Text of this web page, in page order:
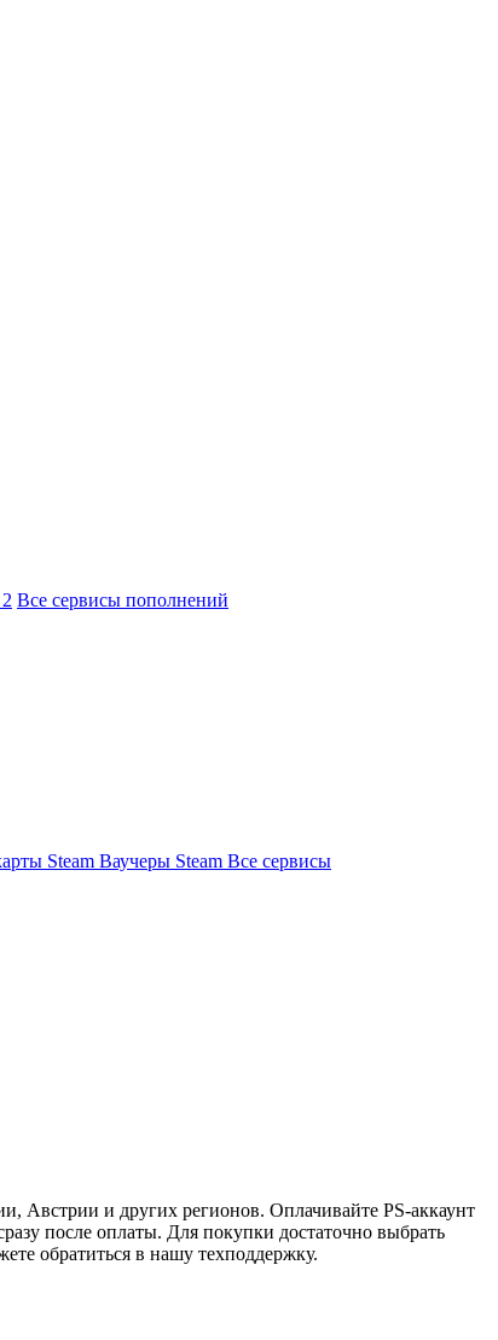
Все сервисы пополнений
Ваучеры Steam Все сервисы
и других регионов. Оплачивайте PS-аккаунт
после оплаты. Для покупки достаточно выбрать
обратиться в нашу техподдержку.